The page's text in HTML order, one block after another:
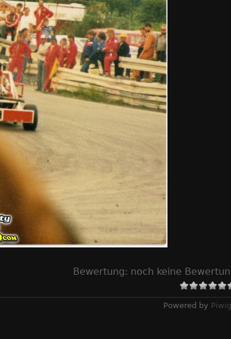
Bewertung: noch keine
Powered by